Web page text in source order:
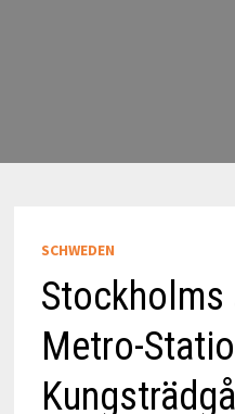
SCHWEDEN
Metro-